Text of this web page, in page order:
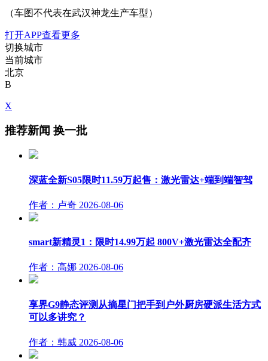
（车图不代表在武汉神龙生产车型）
打开APP查看更多
切换城市
当前城市
北京
B
X
推荐新闻 换一批
深蓝全新S05限时11.59万起售：激光雷达+端到端智驾
作者：卢奇 2026-08-06
smart新精灵1：限时14.99万起 800V+激光雷达全配齐
作者：高娜 2026-08-06
享界G9静态评测从摘星门把手到户外厨房硬派生活方式
可以多讲究？
作者：韩威 2026-08-06